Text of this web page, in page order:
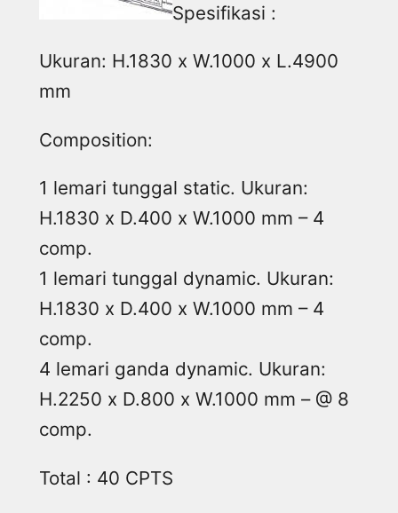
Spesifikasi :
Ukuran: H.1830 x W.1000 x L.4900
mm
Composition:
1 lemari tunggal static. Ukuran:
H.1830 x D.400 x W.1000 mm – 4
comp.
1 lemari tunggal dynamic. Ukuran:
H.1830 x D.400 x W.1000 mm – 4
comp.
4 lemari ganda dynamic. Ukuran:
H.2250 x D.800 x W.1000 mm – @ 8
comp.
Total : 40 CPTS